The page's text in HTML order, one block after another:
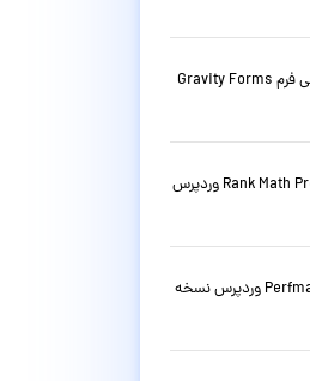
افزونه فرم ساز حرفه ای وردپرس گرویتی فرم Gravity Forms
دانلود افزونه سئو حرفه ای رنک مث Rank Math Pro وردپرس
افزونه افزایش سرعت وبسایت Perfmatters وردپرس نسخه